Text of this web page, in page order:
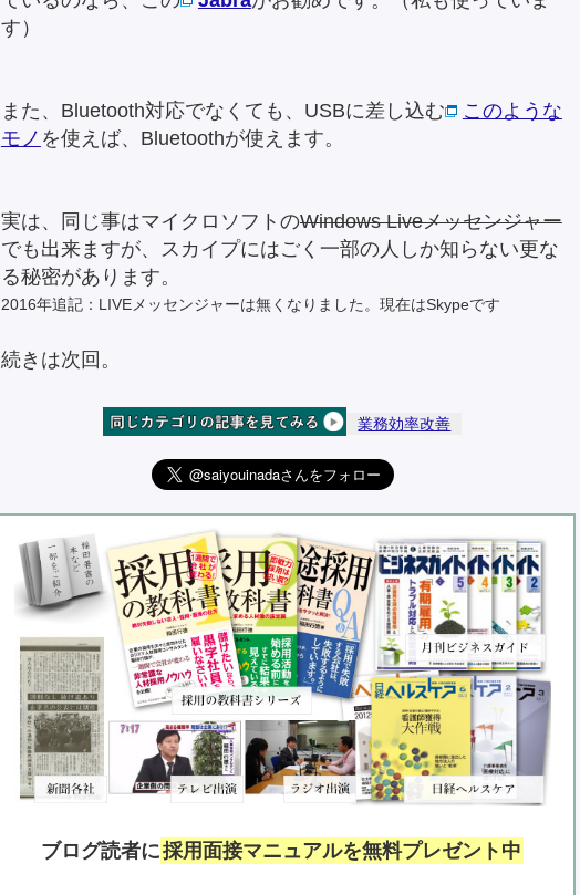
す）
また、Bluetooth対応でなくても、USBに差し込む
このような
モノ を使えば、Bluetoothが使えます。
実は、同じ事はマイクロソフトのWindows Liveメッセンジャー
でも出来ますが、スカイプにはごく一部の人しか知らない更な
る秘密があります。
2016年追記：LIVEメッセンジャーは無くなりました。現在はSkypeです
続きは次回。
業務効率改善
ブログ読者に採用面接マニュアルを無料プレゼント中